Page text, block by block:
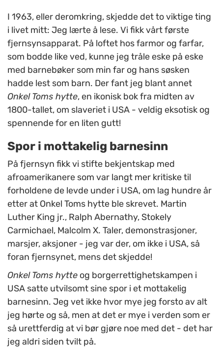
I 1963, eller deromkring, skjedde det to viktige ting
i livet mitt: Jeg lærte å lese. Vi fikk vårt første
fjernsynsapparat. På loftet hos farmor og farfar,
som bodde like ved, kunne jeg tråle eske på eske
med barnebøker som min far og hans søsken
hadde lest som barn. Der fant jeg blant annet
Onkel Toms hytte, en ikonisk bok fra midten av
1800-tallet, om slaveriet i USA - veldig eksotisk og
spennende for en liten gutt!
Spor i mottakelig barnesinn
På fjernsyn fikk vi stifte bekjentskap med
afroamerikanere som var langt mer kritiske til
forholdene de levde under i USA, om lag hundre år
etter at Onkel Toms hytte ble skrevet. Martin
Luther King jr., Ralph Abernathy, Stokely
Carmichael, Malcolm X. Taler, demonstrasjoner,
marsjer, aksjoner - jeg var der, om ikke i USA, så
foran fjernsynet, mens det skjedde!
Onkel Toms hytte og borgerrettighetskampen i
USA satte utvilsomt sine spor i et mottakelig
barnesinn. Jeg vet ikke hvor mye jeg forsto av alt
jeg hørte og så, men at det er mye i verden som er
så urettferdig at vi bør gjøre noe med det - det har
jeg aldri siden tvilt på.